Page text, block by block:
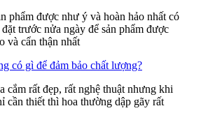
phẩm được như ý và hoàn hảo nhất có
trước nửa ngày để sản phẩm được
và cẩn thận nhất
có gì để đảm bảo chất lượng?
cắm rất đẹp, rất nghệ thuật nhưng khi
cần thiết thì hoa thường dập gãy rất